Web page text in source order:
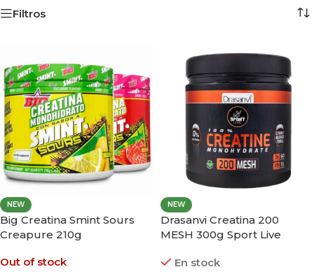
Filtros
NEW
Big Creatina Smint Sours
Creapure 210g
Out of stock
NEW
Drasanvi Creatina 200
MESH 300g Sport Live
En stock